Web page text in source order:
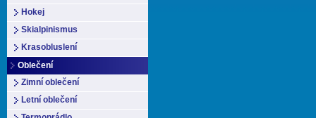
Hokej
Skialpinismus
Krasobluslení
Oblečení
Zimní oblečení
Letní oblečení